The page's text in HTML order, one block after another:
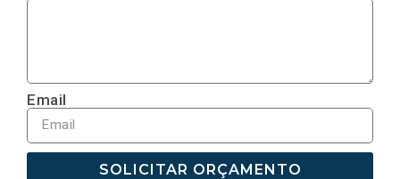
Email
SOLICITAR ORÇAMENTO